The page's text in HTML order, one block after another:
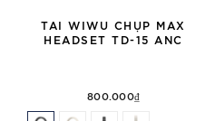
TAI WIWU CHỤP MAX
HEADSET TD-15 ANC
800.000₫